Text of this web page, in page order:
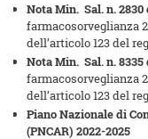
Nota Min. Sal. n. 2830
farmacosorveglianza
dell’articolo 123 del
Nota Min. Sal. n. 8335
farmacosorveglianza
dell’articolo 123 del
Piano Nazionale di
(PNCAR) 2022-2025